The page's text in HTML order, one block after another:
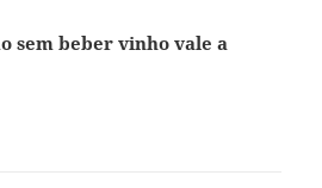
sem beber vinho vale a